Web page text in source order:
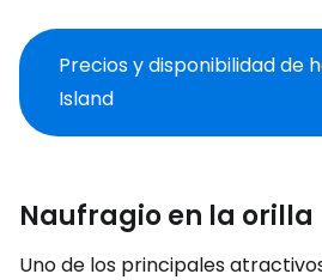
Precios y disponibilidad de
Island
Naufragio en la orilla
Uno de los principales